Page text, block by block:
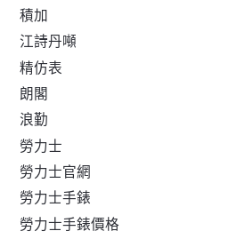
積加
江詩丹噸
精仿表
朗閣
浪勤
勞力士
勞力士官網
勞力士手錶
勞力士手錶價格